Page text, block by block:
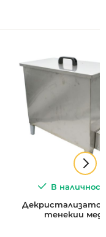
В
Декристализатор
тенекии мед